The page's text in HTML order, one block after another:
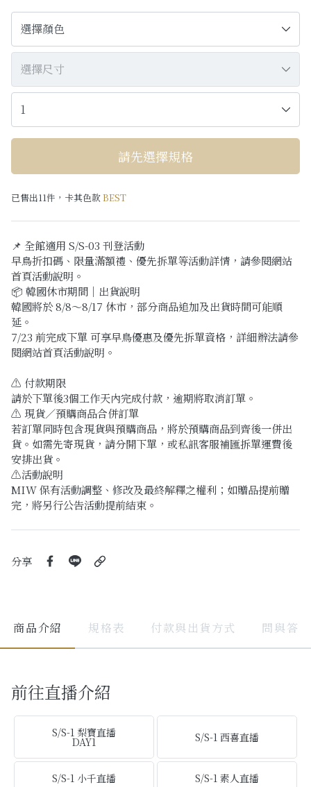
請先選擇規格
已售出11件，卡其色款BEST
📌 全館適用 S/S-03 刊登活動
早鳥折扣碼、限量滿額禮、優先拆單等活動詳情，請參閱網站
首頁活動說明。
📦 韓國休市期間｜出貨說明
韓國將於 8/8～8/17 休市，部分商品追加及出貨時間可能順
延。
7/23 前完成下單 可享早鳥優惠及優先拆單資格，詳細辦法請參
閱網站首頁活動說明。
⚠️ 付款期限
請於下單後3個工作天內完成付款，逾期將取消訂單。
⚠️ 現貨／預購商品合併訂單
若訂單同時包含現貨與預購商品，將於預購商品到齊後一併出
貨。如需先寄現貨，請分開下單，或私訊客服補匯拆單運費後
安排出貨。
⚠️活動說明
MIW 保有活動調整、修改及最終解釋之權利；如贈品提前贈
完，將另行公告活動提前結束。
分享
商品介紹 規格表 付款與出貨方式 問與答
前往直播介紹
S/S-1 梨寶直播
DAY1 S/S-1 西喜直播
S/S-1 小千直播 S/S-1 素人直播